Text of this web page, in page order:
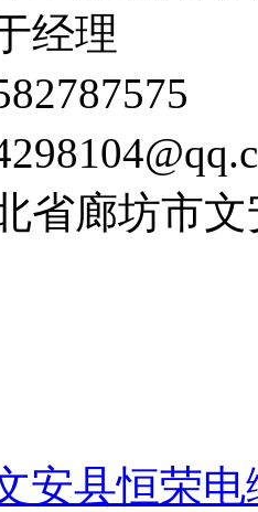
经理
省廊坊市
安县恒荣